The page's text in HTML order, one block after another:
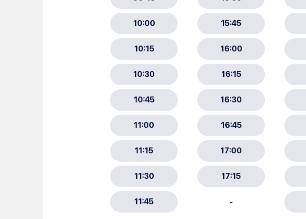
Choisissez votre abonnement :